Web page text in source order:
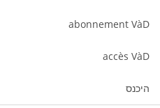
abonnement VàD
accès VàD
היכנס